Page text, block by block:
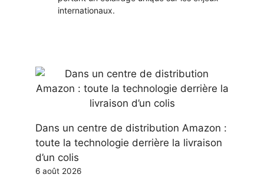
internationaux.
Dans un centre de distribution Amazon :
toute la technologie derrière la livraison
d’un colis
6 août 2026